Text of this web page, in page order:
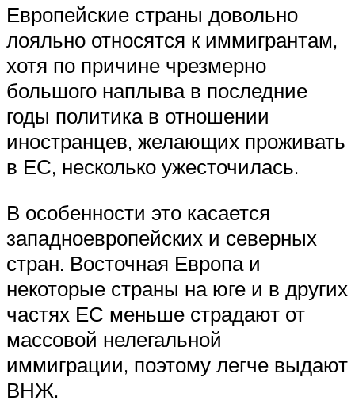
Европейские страны довольно
лояльно относятся к иммигрантам,
хотя по причине чрезмерно
большого наплыва в последние
годы политика в отношении
иностранцев, желающих проживать
в ЕС, несколько ужесточилась.
В особенности это касается
западноевропейских и северных
стран. Восточная Европа и
некоторые страны на юге и в других
частях ЕС меньше страдают от
массовой нелегальной
иммиграции, поэтому легче выдают
ВНЖ.